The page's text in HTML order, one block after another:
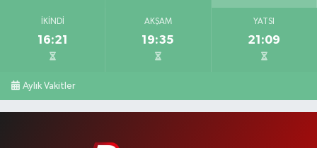
İKINDI
16:21
AKŞAM
19:35
YATSI
21:09
Aylık Vakitler